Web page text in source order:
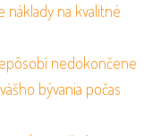
náklady na kvalitné
nedokončene
bývania počas